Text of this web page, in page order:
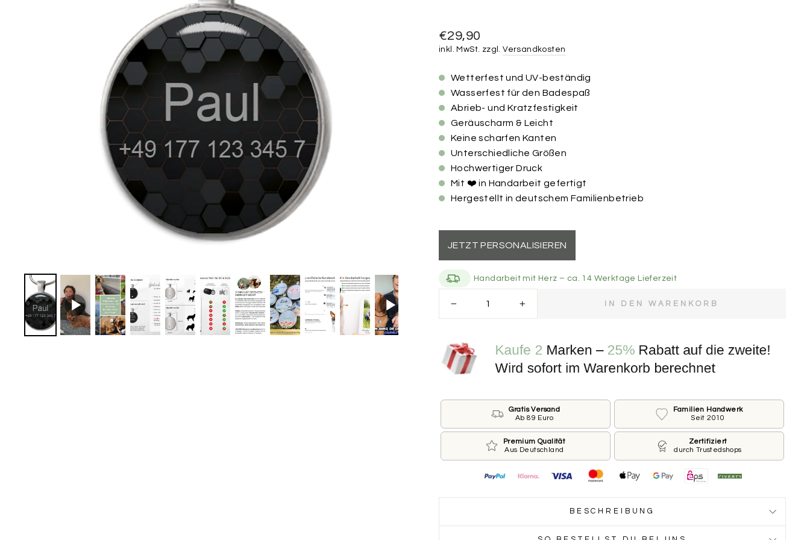
Normaler
Preis
€29,90
inkl. MwSt. zzgl.Versandkosten
Wetterfest und UV-beständig
Wasserfest für den Badespaß
Abrieb- und Kratzfestigkeit
Geräuscharm & Leicht
Keine scharfen Kanten
Unterschiedliche Größen
Hochwertiger Druck
Mit ❤️ in Handarbeit gefertigt
Hergestellt in deutschem Familienbetrieb
JETZT PERSONALISIEREN
Bitte wähle die Größe der Marke.
.*
KLEIN ⌀ 25 MM FÜR KLEINE HUNDE
Beschriftung der Vorderseite
Wie ist der Name Deines Hundes und welche Telefonnummer sollen wir auf
die Marke drucken? Du möchtest keinen Namen oder keine Nummer?
Dann lass das jeweilige Feld leer.
Handarbeit mit Herz – ca. 14 Werktage Lieferzeit
IN DEN WARENKORB
Gratis Versand
Ab 89 Euro
Familien Handwerk
Seit 2010
Premium Qualität
Aus Deutschland
Zertifiziert
durch Trustedshops
BESCHREIBUNG